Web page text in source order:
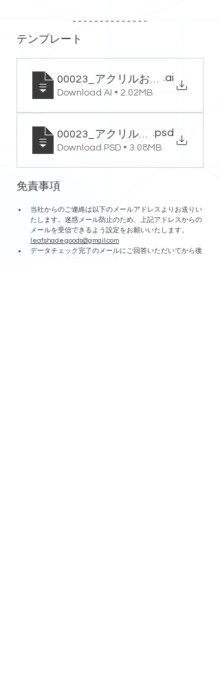
テンプレート
00023_アクリルおまもり_テン
.ai
Download AI • 2.02MB
00023_アクリルおまもり_テン
.psd
Download PSD • 3.08MB
免責事項
当社からのご連絡は以下のメールアドレスよりお送りい
たします。迷惑メール防止のため、上記アドレスからの
メールを受信できるよう設定をお願いいたします。
leaf.shade.goods@gmail.com
データチェック完了のメールにご回答いただいてから後